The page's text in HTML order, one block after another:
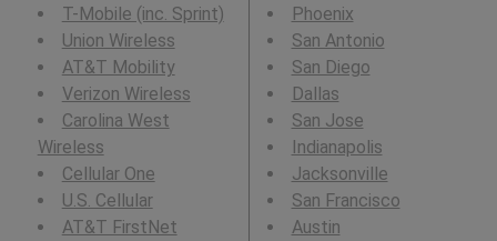
T-Mobile (inc. Sprint)
Union Wireless
AT&T Mobility
Verizon Wireless
Carolina West
Wireless
Cellular One
U.S. Cellular
AT&T FirstNet
Phoenix
San Antonio
San Diego
Dallas
San Jose
Indianapolis
Jacksonville
San Francisco
Austin